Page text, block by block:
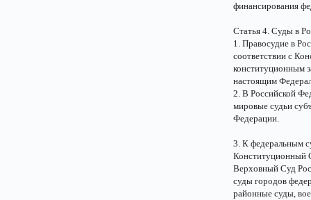
финансирования
Статья 4. Суды в
1. Правосудие в
соответствии с
конституционным
настоящим
2. В Российской
мировые судьи
Федерации.
3. К федеральным
Конституционный
Верховный Суд
суды городов
районные суды,